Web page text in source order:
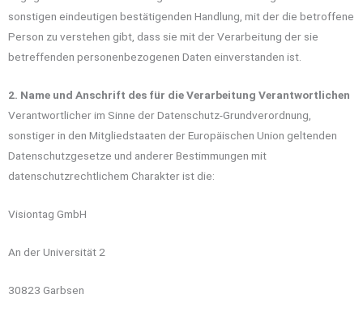
sonstigen eindeutigen bestätigenden Handlung, mit der die betroffene
Person zu verstehen gibt, dass sie mit der Verarbeitung der sie
betreffenden personenbezogenen Daten einverstanden ist.
2. Name und Anschrift des für die Verarbeitung Verantwortlichen
Verantwortlicher im Sinne der Datenschutz-Grundverordnung,
sonstiger in den Mitgliedstaaten der Europäischen Union geltenden
Datenschutzgesetze und anderer Bestimmungen mit
datenschutzrechtlichem Charakter ist die:
Visiontag GmbH
An der Universität 2
30823 Garbsen